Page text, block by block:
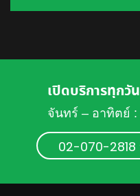
เปิดบริการทุกวัน
จันทร์ – อาทิตย์ :
02-070-